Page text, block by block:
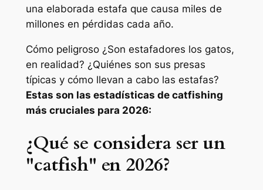
una elaborada estafa que causa miles de
millones en pérdidas cada año.
Cómo peligroso ¿Son estafadores los gatos,
en realidad? ¿Quiénes son sus presas
típicas y cómo llevan a cabo las estafas?
Estas son las estadísticas de catfishing
más cruciales para 2026:
¿Qué se considera ser un
"catfish" en 2026?